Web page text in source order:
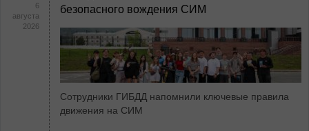
6
августа
2026
безопасного вождения СИМ
Сотрудники ГИБДД напомнили ключевые правила
движения на СИМ